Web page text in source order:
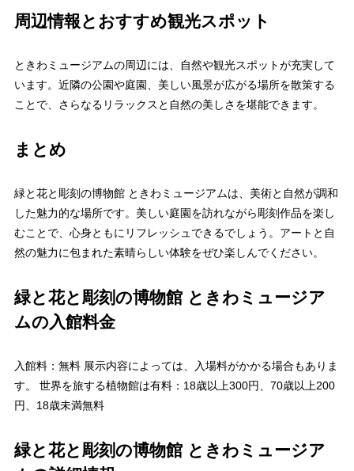
周辺情報とおすすめ観光スポット
ときわミュージアムの周辺には、自然や観光スポットが充実して
います。近隣の公園や庭園、美しい風景が広がる場所を散策する
ことで、さらなるリラックスと自然の美しさを堪能できます。
まとめ
緑と花と彫刻の博物館 ときわミュージアムは、美術と自然が調和
した魅力的な場所です。美しい庭園を訪れながら彫刻作品を楽し
むことで、心身ともにリフレッシュできるでしょう。アートと自
然の魅力に包まれた素晴らしい体験をぜひ楽しんでください。
緑と花と彫刻の博物館 ときわミュージア
ムの入館料金
入館料：無料 展示内容によっては、入場料がかかる場合もありま
す。 世界を旅する植物館は有料：18歳以上300円、70歳以上200
円、18歳未満無料
緑と花と彫刻の博物館 ときわミュージア